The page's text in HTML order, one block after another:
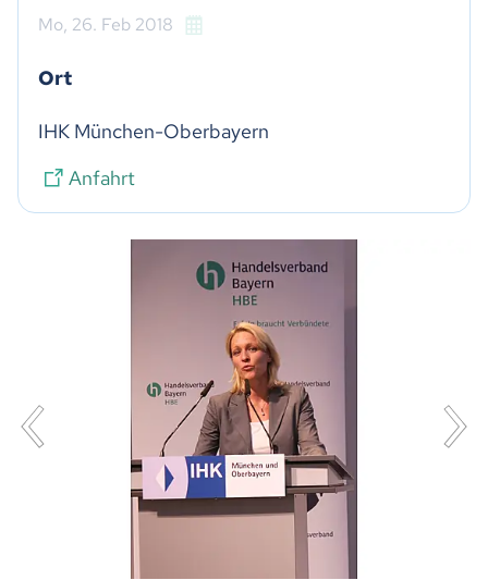
Mo, 26. Feb 2018
Ort
IHK München-Oberbayern
Anfahrt